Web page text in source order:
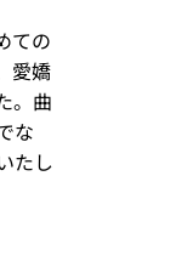
ての
愛嬌
。曲
な
たし